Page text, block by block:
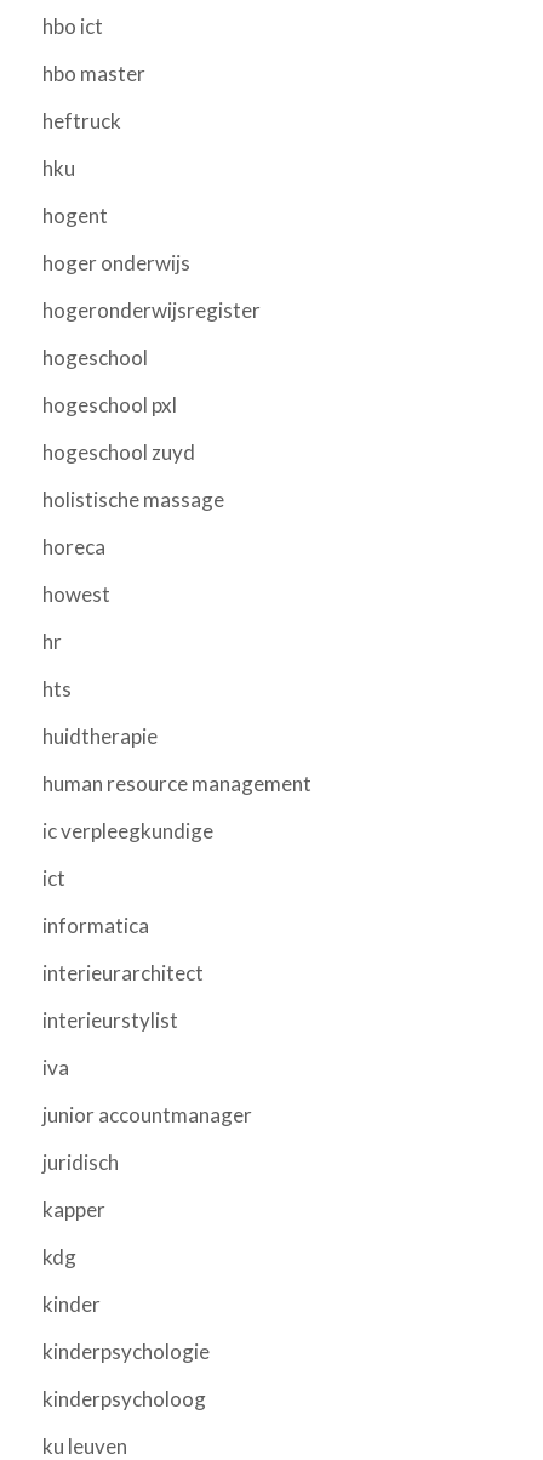
hbo ict
hbo master
heftruck
hku
hogent
hoger onderwijs
hogeronderwijsregister
hogeschool
hogeschool pxl
hogeschool zuyd
holistische massage
horeca
howest
hr
hts
huidtherapie
human resource management
ic verpleegkundige
ict
informatica
interieurarchitect
interieurstylist
iva
junior accountmanager
juridisch
kapper
kdg
kinder
kinderpsychologie
kinderpsycholoog
ku leuven